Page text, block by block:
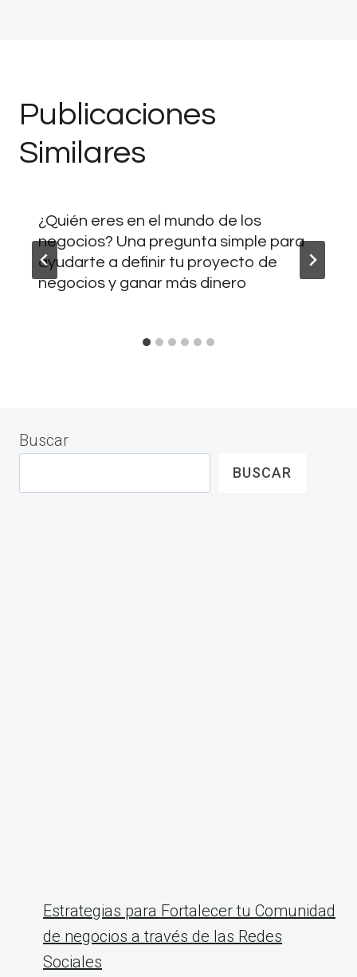
Publicaciones
Similares
¿Quién eres en el mundo de los
negocios? Una pregunta simple para
ayudarte a definir tu proyecto de
negocios y ganar más dinero
Buscar
BUSCAR
Estrategias para Fortalecer tu Comunidad
de negocios a través de las Redes
Sociales